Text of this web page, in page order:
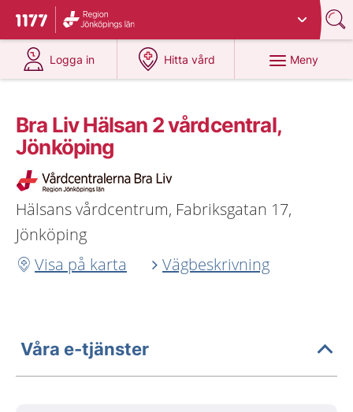
Till startsidan för 1177
Du har valt region
Logga in
på 1177.se
Hitta vård
på 1177.se
Meny
Bra Liv Hälsan 2 vårdcentral,
Jönköping
Hälsans vårdcentrum, Fabriksgatan 17,
Jönköping
Visa på karta
Vägbeskrivning
Våra e-tjänster